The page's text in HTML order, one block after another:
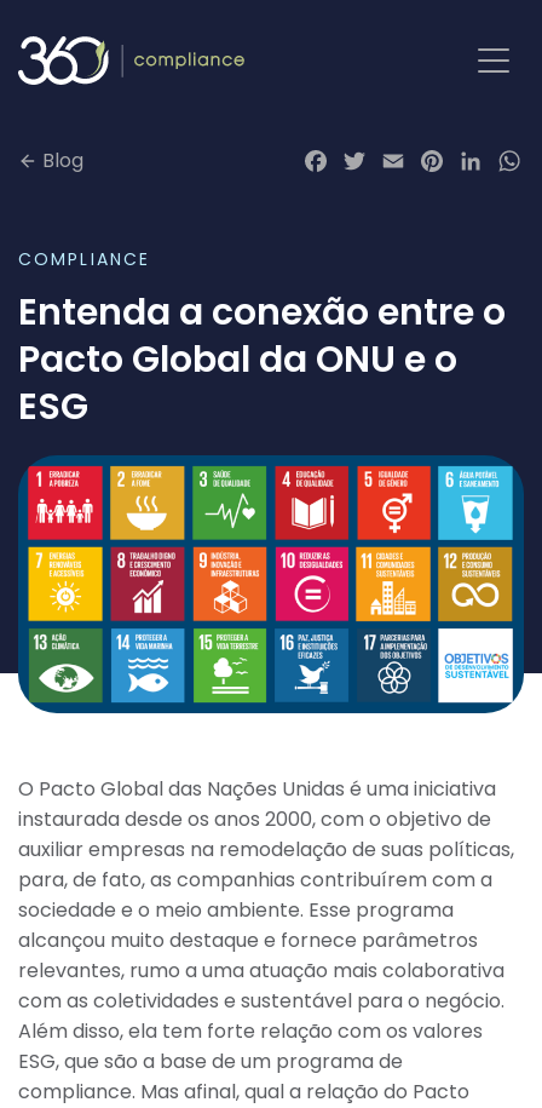
para
Blog
Facebook
Twitter
EmailPinterest
COMPLIANCE
Entenda a conexão entre o
Pacto Global da ONU e o
ESG
O Pacto Global das Nações Unidas é uma iniciativa
instaurada desde os anos 2000, com o objetivo de
auxiliar empresas na remodelação de suas políticas,
para, de fato, as companhias contribuírem com a
sociedade e o meio ambiente. Esse programa
alcançou muito destaque e fornece parâmetros
relevantes, rumo a uma atuação mais colaborativa
com as coletividades e sustentável para o negócio.
Além disso, ela tem forte relação com os valores
ESG, que são a base de um programa de
compliance. Mas afinal, qual a relação do Pacto